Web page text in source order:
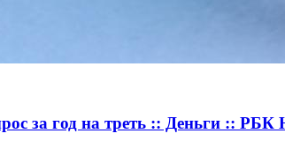
за год на треть :: Деньги ::